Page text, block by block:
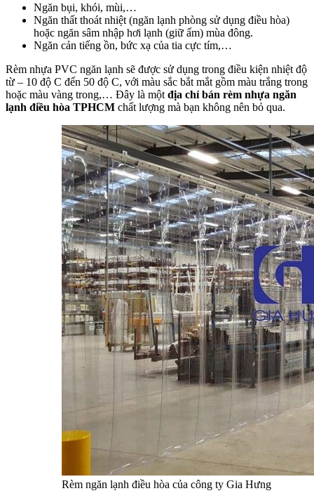
Ngăn bụi, khói, mùi,…
Ngăn thất thoát nhiệt (ngăn lạnh phòng sử dụng điều hòa)
hoặc ngăn sâm nhập hơi lạnh (giữ ấm) mùa đông.
Ngăn cản tiếng ồn, bức xạ của tia cực tím,…
Rèm nhựa PVC ngăn lạnh sẽ được sử dụng trong điều kiện nhiệt độ
từ – 10 độ C đến 50 độ C, với màu sắc bắt mắt gồm màu trắng trong
hoặc màu vàng trong,… Đây là một địa chỉ bán rèm nhựa ngăn
lạnh điều hòa TPHCM chất lượng mà bạn không nên bỏ qua.
Rèm ngăn lạnh điều hòa của công ty Gia Hưng